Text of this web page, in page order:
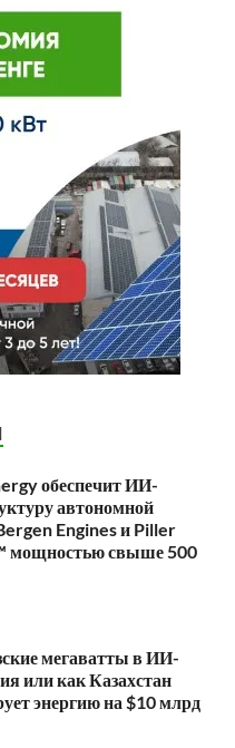
обеспечит ИИ-
автономной
Engines и Piller
мощностью свыше 500
мегаватты в ИИ-
или как Казахстан
энергию на $10 млрд